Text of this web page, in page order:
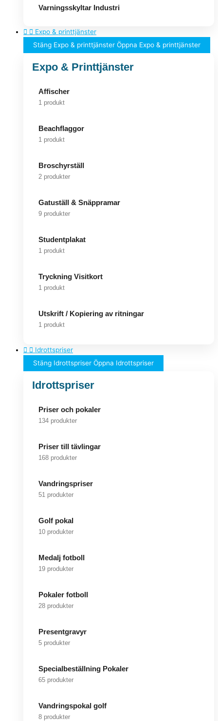
Varningsskyltar Industri
Expo & printtjänster
Stäng Expo & printtjänster Öppna Expo & printtjänster
Expo & Printtjänster
Affischer
1 produkt
Beachflaggor
1 produkt
Broschyrställ
2 produkter
Gatuställ & Snäppramar
9 produkter
Studentplakat
1 produkt
Tryckning Visitkort
1 produkt
Utskrift / Kopiering av ritningar
1 produkt
Idrottspriser
Stäng Idrottspriser Öppna Idrottspriser
Idrottspriser
Priser och pokaler
134 produkter
Priser till tävlingar
168 produkter
Vandringspriser
51 produkter
Golf pokal
10 produkter
Medalj fotboll
19 produkter
Pokaler fotboll
28 produkter
Presentgravyr
5 produkter
Specialbeställning Pokaler
65 produkter
Vandringspokal golf
8 produkter